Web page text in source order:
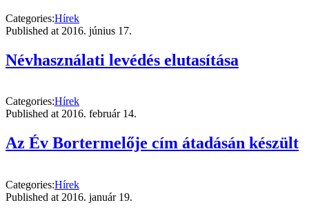
Categories:Hírek
Published at 2016. június 17.
Névhasználati levédés elutasítása
Categories:Hírek
Published at 2016. február 14.
Az Év Bortermelője cím átadásán készült
Categories:Hírek
Published at 2016. január 19.